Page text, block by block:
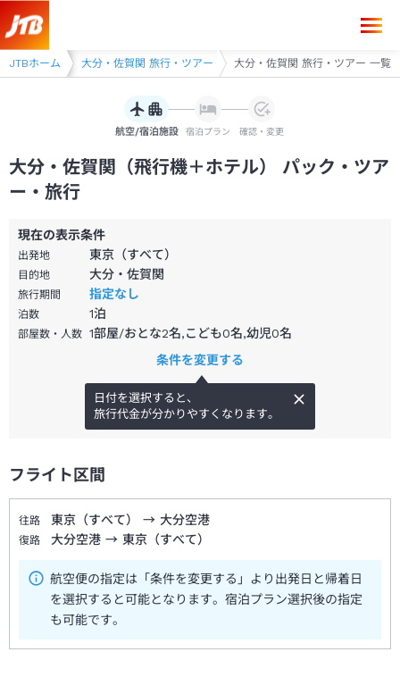
JTBホーム
行・ツアー 大分・佐賀関 旅行・ツアー 大分・佐賀関 旅行・ツアー 一覧
航空/宿泊施設 宿泊プラン 確認・変更
大分・佐賀関（飛行機＋ホテル） パック・ツア
ー・旅行
現在の表示条件
出発地 東京（すべて）
目的地 大分・佐賀関
旅行期間 指定なし
泊数 1泊
部屋数・人数 1部屋/おとな2名,こども0名,幼児0名
条件を変更する
日付を選択すると、
旅行代金が分かりやすくなります。
フライト区間
往路 東京（すべて） → 大分空港
復路 大分空港 → 東京（すべて）
航空便の指定は「条件を変更する」より出発日と帰着日
を選択すると可能となります。宿泊プラン選択後の指定
も可能です。